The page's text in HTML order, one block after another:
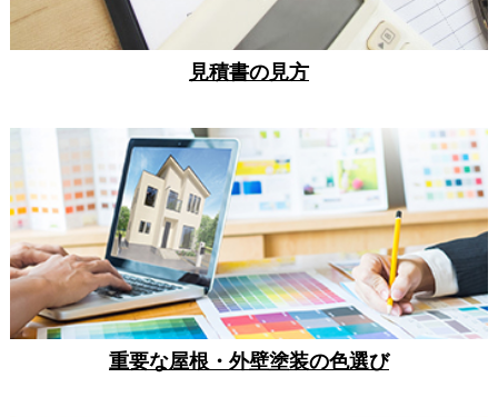
見積書の見方
重要な屋根・外壁塗装の色選び